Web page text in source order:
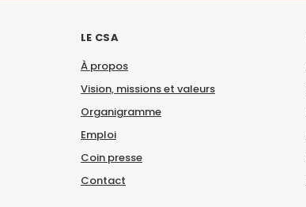
LE CSA
À propos
Vision, missions et valeurs
Organigramme
Emploi
Coin presse
Contact